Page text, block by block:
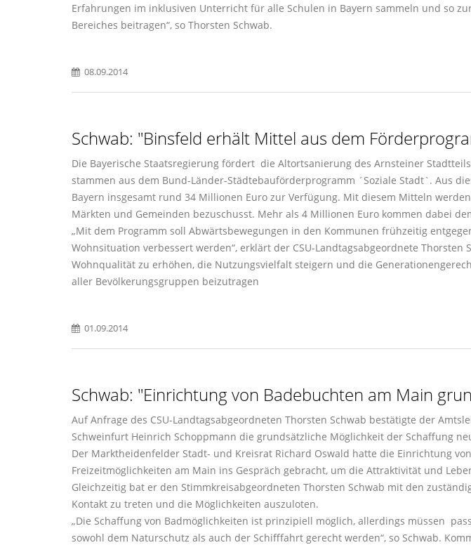
Erfahrungen im inklusiven Unterricht für alle Schulen in Bayern sammeln und so
Bereiches beitragen“, so Thorsten Schwab.
08.09.2014
Schwab: "Binsfeld erhält Mittel aus dem
Die Bayerische Staatsregierung fördert die Altortsanierung des Arnsteiner
stammen aus dem Bund-Länder-Städtebauförderprogramm ´Soziale Stadt`. Aus
Bayern insgesamt rund 34 Millionen Euro zur Verfügung. Mit diesem Mitteln
Märkten und Gemeinden bezuschusst. Mehr als 4 Millionen Euro kommen dabei
Mit dem Programm soll Abwärtsbewegungen in den Kommunen frühzeitig
Wohnsituation verbessert werden“, erklärt der CSU-Landtagsabgeordnete Thorsten
Wohnqualität zu erhöhen, die Nutzungsvielfalt steigern und die
aller Bevölkerungsgruppen beizutragen
01.09.2014
Schwab: "Einrichtung von Badebuchten am Main
Auf Anfrage des CSU-Landtagsabgeordneten Thorsten Schwab bestätigte der
Schweinfurt Heinrich Schoppmann die grundsätzliche Möglichkeit der Schaffung
Der Marktheidenfelder Stadt- und Kreisrat Richard Oswald hatte die Einrichtung
Freizeitmöglichkeiten am Main ins Gespräch gebracht, um die Attraktivität und
Gleichzeitig bat er den Stimmkreisabgeordneten Thorsten Schwab mit den
Kontakt zu treten und die Möglichkeiten auszuloten.
Die Schaffung von Badmöglichkeiten ist prinzipiell möglich, allerdings müssen
sowohl dem Naturschutz als auch der Schifffahrt gerecht werden“, so Schwab.